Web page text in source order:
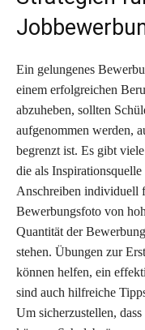
Ein gelungenes
einem erfolgreichen
abzuheben, sollten
aufgenommen werden,
begrenzt ist. Es gibt
die als
Anschreiben individuell
Bewerbungsfoto von
Quantität der
stehen. Übungen zur
können helfen, ein
sind auch hilfreiche
Um sicherzustellen,